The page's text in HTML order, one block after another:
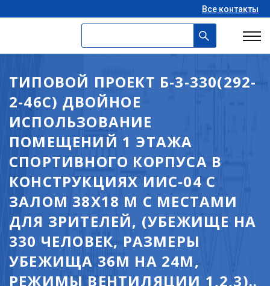
Все контакты
ТИПОВОЙ ПРОЕКТ Б-3-330(292-
2-46С) ДВОЙНОЕ
ИСПОЛЬЗОВАНИЕ
ПОМЕЩЕНИЙ 1 ЭТАЖА
СПОРТИВНОГО КОРПУСА В
КОНСТРУКЦИЯХ ИИС-04 С
ЗАЛОМ 38Х18 М С МЕСТАМИ
ДЛЯ ЗРИТЕЛЕЙ, (УБЕЖИЩЕ НА
330 ЧЕЛОВЕК, РАЗМЕРЫ
УБЕЖИЩА 36М НА 24М,
РЕЖИМЫ ВЕНТИЛЯЦИИ 1,2,3)..